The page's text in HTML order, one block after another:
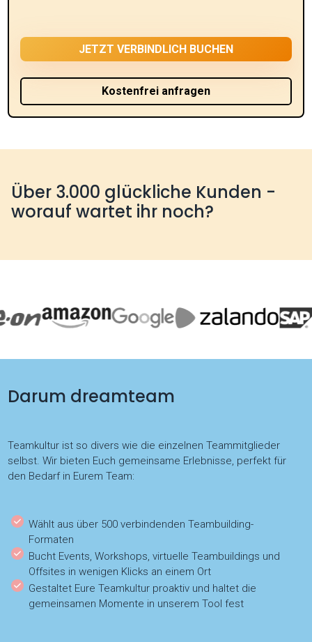
Über 3.000 glückliche Kunden -
worauf wartet ihr noch?
Darum dreamteam
Teamkultur ist so divers wie die einzelnen Teammitglieder
selbst. Wir bieten Euch gemeinsame Erlebnisse, perfekt für
den Bedarf in Eurem Team:
Wählt aus über 500 verbindenden Teambuilding-
Formaten
Bucht Events, Workshops, virtuelle Teambuildings und
Offsites in wenigen Klicks an einem Ort
Gestaltet Eure Teamkultur proaktiv und haltet die
gemeinsamen Momente in unserem Tool fest